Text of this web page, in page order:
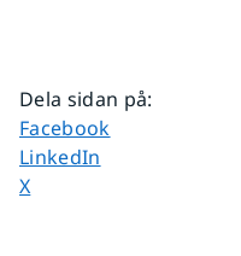
Dela sidan på:
Dela sidan på
Facebook
Dela sidan på
LinkedIn
Dela sidan på
X